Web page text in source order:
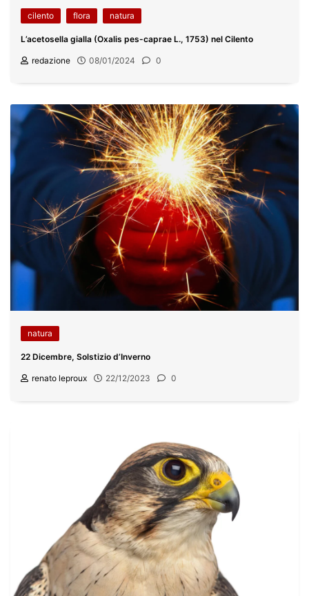
cilento flora natura
L’acetosella gialla (Oxalis pes-caprae L., 1753) nel Cilento
redazione 08/01/2024 0
natura
22 Dicembre, Solstizio d’Inverno
renato leproux 22/12/2023 0